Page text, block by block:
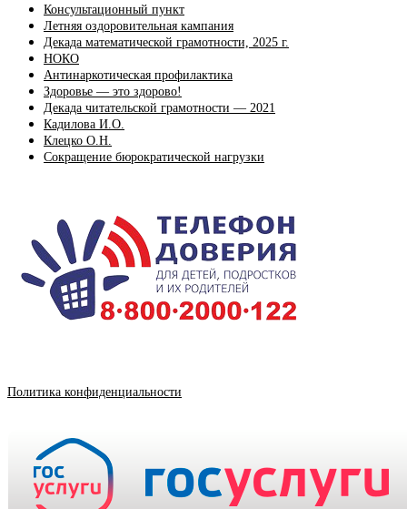
Консультационный пункт
Летняя оздоровительная кампания
Декада математической грамотности, 2025 г.
НОКО
Антинаркотическая профилактика
Здоровье — это здорово!
Декада читательской грамотности — 2021
Кадилова И.О.
Клецко О.Н.
Сокращение бюрократической нагрузки
Политика конфиденциальности